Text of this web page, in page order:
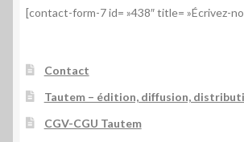
[contact-form-7 id= »438″ title= »Écrivez-
Contact
Tautem – édition, diffusion,
CGV-CGU Tautem